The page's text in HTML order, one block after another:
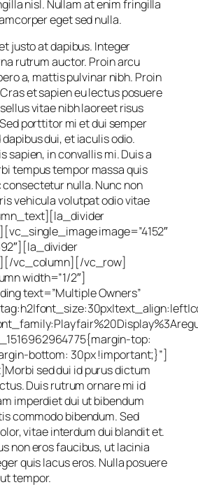
nisl. Nullam at enim fringilla
eget sed nulla.
justo at dapibus. Integer
rutrum auctor. Proin arcu
a, mattis pulvinar nibh. Proin
et sapien eu lectus posuere
vitae nibh laoreet risus
porttitor mi et dui semper
dui, et iaculis odio.
sapien, in convallis mi. Duis a
tempus tempor massa quis
nulla. Nunc non
vehicula volutpat odio vitae
image=”4152″
vc_column][/vc_row]
width=”1/2″]
text=”Multiple Owners”
top:
bottom: 30px !important;}”]
sed dui id purus dictum
Duis rutrum ornare mi id
imperdiet dui ut bibendum
commodo bibendum. Sed
vitae interdum dui blandit et.
non eros faucibus, ut lacinia
quis lacus eros. Nulla posuere
tempor.